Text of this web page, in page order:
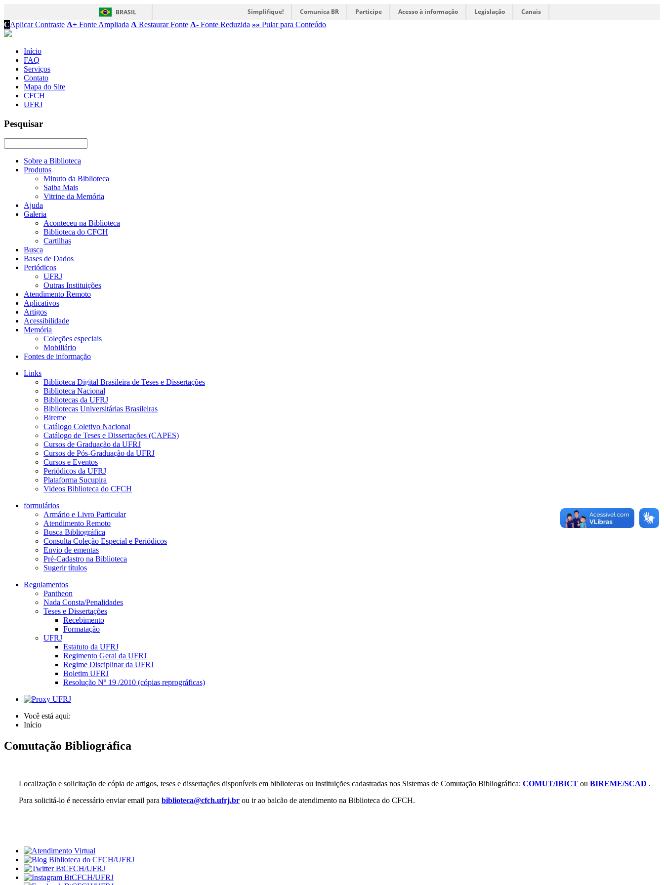
BRASIL Simplifique! Comunica BR Participe Acesso à informação Legislação
Canais
CAplicar Contraste A+ Fonte Ampliada A Restaurar Fonte A- Fonte Reduzida »» Pular para Conteúdo
Início
FAQ
Serviços
Contato
Mapa do Site
CFCH
UFRJ
Pesquisar
Sobre a Biblioteca
Produtos
Minuto da Biblioteca
Saiba Mais
Vitrine da Memória
Ajuda
Galeria
Aconteceu na Biblioteca
Biblioteca do CFCH
Cartilhas
Busca
Bases de Dados
Periódicos
UFRJ
Outras Instituições
Atendimento Remoto
Aplicativos
Artigos
Acessibilidade
Memória
Coleções especiais
Mobiliário
Fontes de informação
Links
Biblioteca Digital Brasileira de Teses e Dissertações
Biblioteca Nacional
Bibliotecas da UFRJ
Bibliotecas Universitárias Brasileiras
Bireme
Catálogo Coletivo Nacional
Catálogo de Teses e Dissertações (CAPES)
Cursos de Graduação da UFRJ
Cursos de Pós-Graduação da UFRJ
Cursos e Eventos
Periódicos da UFRJ
Plataforma Sucupira
Videos Biblioteca do CFCH
formulários
Armário e Livro Particular
Atendimento Remoto
Busca Bibliográfica
Consulta Coleção Especial e Periódicos
Envio de ementas
Pré-Cadastro na Biblioteca
Sugerir títulos
Regulamentos
Pantheon
Nada Consta/Penalidades
Teses e Dissertações
Recebimento
Formatação
UFRJ
Estatuto da UFRJ
Regimento Geral da UFRJ
Regime Disciplinar da UFRJ
Boletim UFRJ
Resolução Nº 19 /2010 (cópias reprográficas)
Você está aqui:
Início
Comutação Bibliográfica
Localização e solicitação de cópia de artigos, teses e dissertações disponíveis em bibliotecas ou instituições cadastradas nos Sistemas de Comutação Bibliográfica: COMUT/IBICT ou BIREME/SCAD .
Para solicitá-lo é necessário enviar email para biblioteca@cfch.ufrj.br ou ir ao balcão de atendimento na Biblioteca do CFCH.